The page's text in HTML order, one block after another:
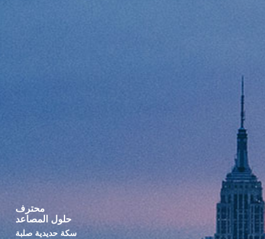
محترف
حلول المصاعد
سكة حديدية صلبة